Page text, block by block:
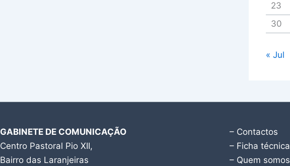
23
30
« Jul
GABINETE DE COMUNICAÇÃO
Centro Pastoral Pio XII,
Bairro das Laranjeiras
– Contactos
– Ficha técnica
– Quem somos